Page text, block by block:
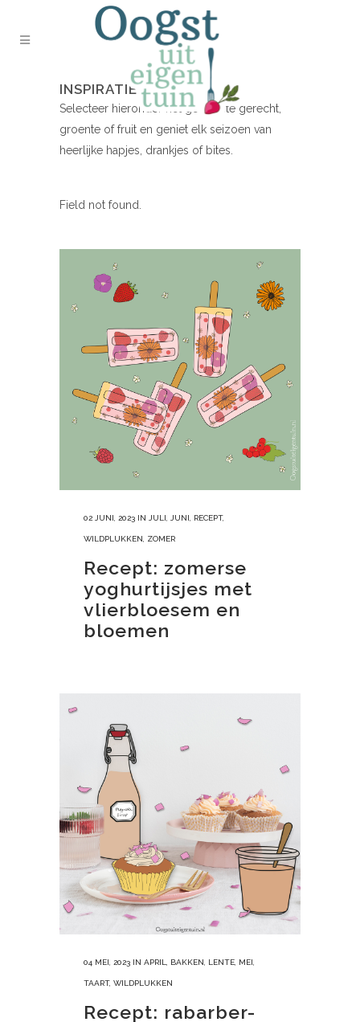
INSPIRATIE NODIG?
Selecteer hieronder het gewenste gerecht,
groente of fruit en geniet elk seizoen van
heerlijke hapjes, drankjes of bites.
Field not found.
02 JUNI, 2023 IN JULI JUNI RECEPT,
WILDPLUKKEN ZOMER
Recept: zomerse
yoghurtijsjes met
vlierbloesem en
bloemen
04 MEI, 2023 IN APRIL BAKKEN LENTE MEI
TAART, WILDPLUKKEN
Recept: rabarber-